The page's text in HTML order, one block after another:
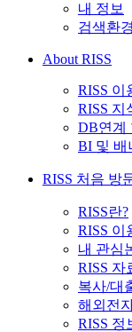
내 정보
검색환
About RISS
RISS 이
RISS 지
DB연계
BI 및 배
RISS 처음 방
RISS란?
RISS 이
내 관심
RISS 자
복사/대
해외전
RISS 정